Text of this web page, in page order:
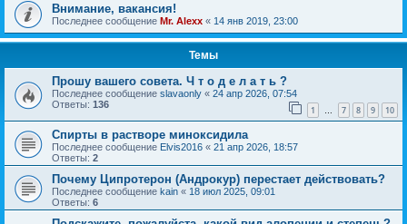
Внимание, вакансия!
Последнее сообщение Mr. Alexx « 14 янв 2019, 23:00
Темы
Прошу вашего совета. Ч т о д е л а т ь ?
Последнее сообщение slavaonly « 24 апр 2026, 07:54
Ответы: 136 1 … 7 8 9 10
Спирты в растворе миноксидила
Последнее сообщение Elvis2016 « 21 апр 2026, 18:57
Ответы: 2
Почему Ципротерон (Андрокур) перестает действовать?
Последнее сообщение kain « 18 июл 2025, 09:01
Ответы: 6